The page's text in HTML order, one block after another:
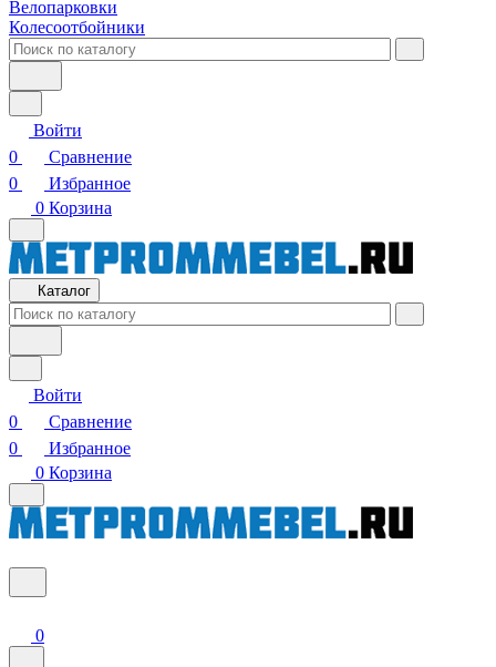
Велопарковки
Колесоотбойники
Войти
0
Сравнение
0
Избранное
0 Корзина
Каталог
Войти
0
Сравнение
0
Избранное
0 Корзина
0